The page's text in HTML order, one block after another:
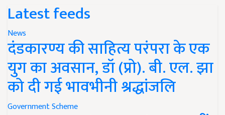
Latest feeds
News
दंडकारण्य की साहित्य परंपरा के एक
युग का अवसान, डॉ (प्रो). बी. एल. झा
को दी गई भावभीनी श्रद्धांजलि
Government Scheme